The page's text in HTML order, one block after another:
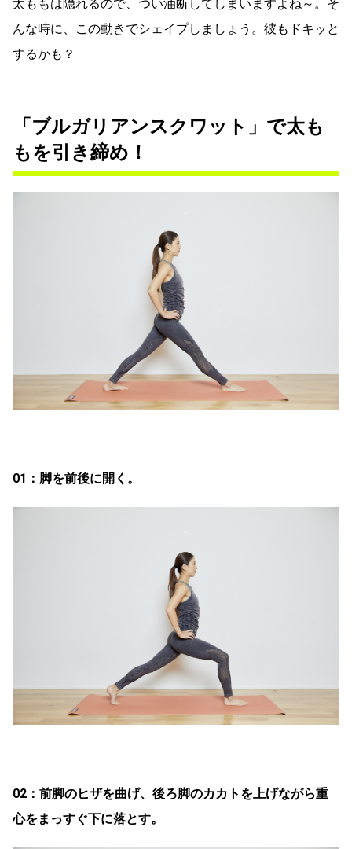
太ももは隠れるので、つい油断してしまいますよね～。そ
んな時に、この動きでシェイプしましょう。彼もドキッと
するかも？
「ブルガリアンスクワット」で太も
もを引き締め！
01：脚を前後に開く。
02：前脚のヒザを曲げ、後ろ脚のカカトを上げながら重
心をまっすぐ下に落とす。